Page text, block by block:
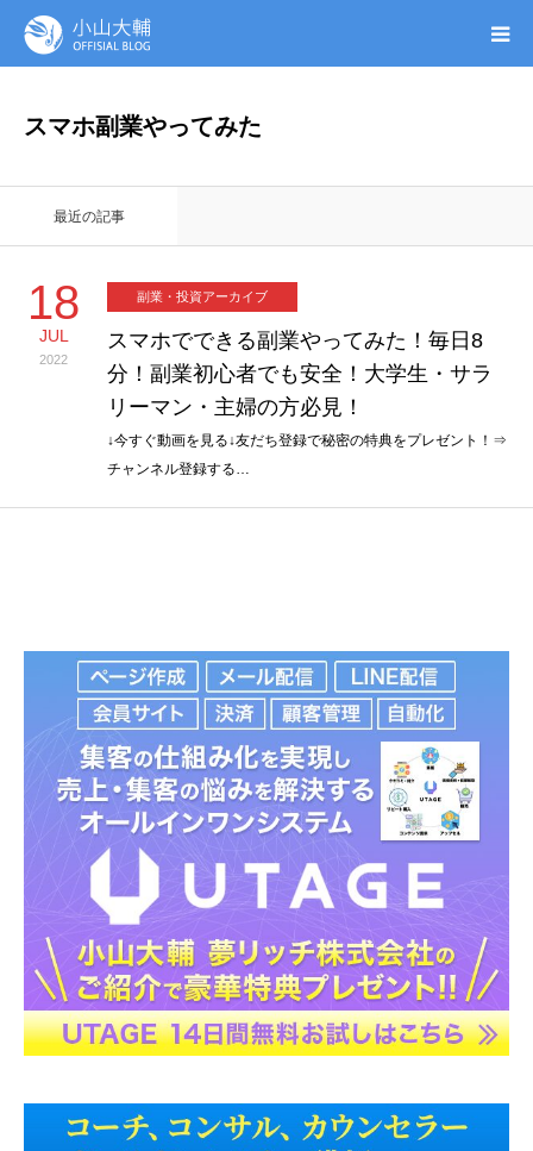
スマホ副業やってみた
最近の記事
18
JUL
2022
副業・投資アーカイブ
スマホでできる副業やってみた！毎日8
分！副業初心者でも安全！大学生・サラ
リーマン・主婦の方必見！
↓今すぐ動画を見る↓友だち登録で秘密の特典をプレゼント！⇒
チャンネル登録する…
無料ガイドブック
オンシク本
プロフィール